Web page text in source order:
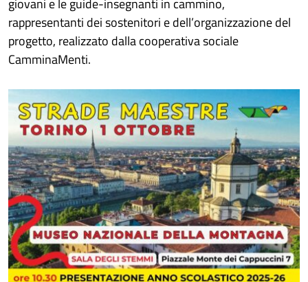
giovani e le guide-insegnanti in cammino,
rappresentanti dei sostenitori e dell’organizzazione del
progetto, realizzato dalla cooperativa sociale
CamminaMenti.